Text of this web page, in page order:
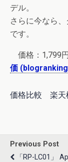
デル。
さらに今なら
です。
価格：1,799
価
価格比較 楽天
Previous Post
「RP-LC01」